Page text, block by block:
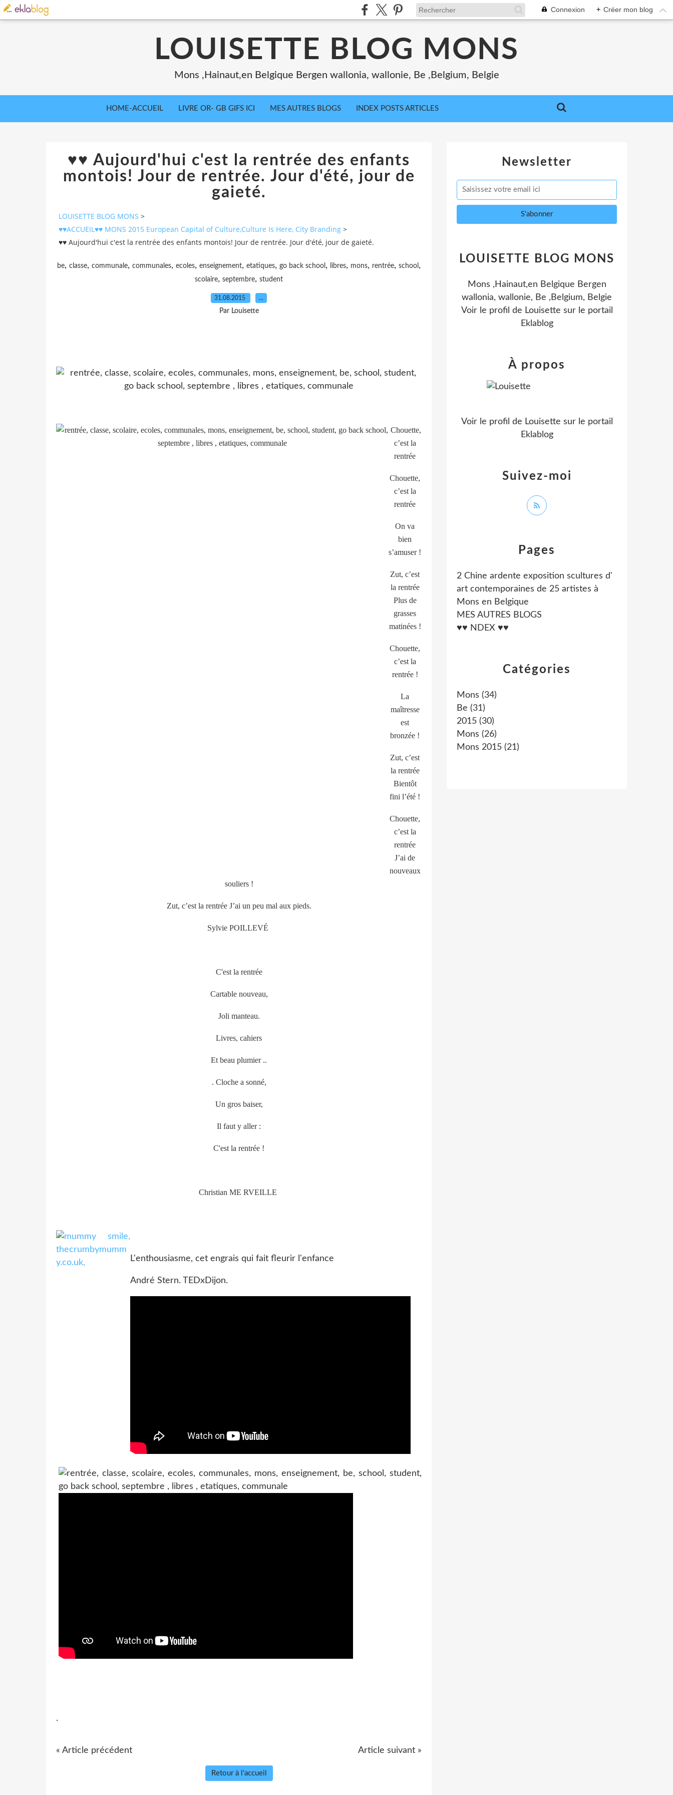
Connexion + Créer mon blog
LOUISETTE BLOG MONS
Mons ,Hainaut,en Belgique Bergen wallonia, wallonie, Be ,Belgium, Belgie
HOME-ACCUEIL LIVRE OR- GB GIFS ICI MES AUTRES BLOGS INDEX POSTS ARTICLES
♥♥ Aujourd'hui c'est la rentrée des enfants
montois! Jour de rentrée. Jour d'été, jour de
gaieté.
LOUISETTE BLOG MONS >
♥♥ACCUEIL♥♥ MONS 2015 European Capital of Culture,Culture Is Here, City Branding >
♥♥ Aujourd'hui c'est la rentrée des enfants montois! Jour de rentrée. Jour d'été, jour de gaieté.
be, classe, communale, communales, ecoles, enseignement, etatiques, go back school , libres, mons, rentrée, school ,
scolaire, septembre, student
31.08.2015 …
Par Louisette
Chouette,
c’est la
rentrée
Chouette,
c’est la
rentrée
On va
bien
s’amuser !
Zut, c’est
la rentrée
Plus de
grasses
matinées !
Chouette,
c’est la
rentrée !
La
maîtresse
est
bronzée !
Zut, c’est
la rentrée
Bientôt
fini l’été !
Chouette,
c’est la
rentrée
J’ai de
nouveaux
souliers !
Zut, c’est la rentrée J’ai un peu mal aux pieds.
Sylvie POILLEVÉ
C'est la rentrée
Cartable nouveau,
Joli manteau.
Livres, cahiers
Et beau plumier ..
. Cloche a sonné,
Un gros baiser,
Il faut y aller :
C'est la rentrée !
Christian ME RVEILLE
L'enthousiasme, cet engrais qui fait fleurir l'enfance
André Stern. TEDxDijon.
.
« Article précédent Article suivant »
Retour à l'accueil
Newsletter
Catégories
Mons (34)
Be (31)
2015 (30)
Mons (26)
Mons 2015 (21)
Pages
2 Chine ardente exposition scultures d'
art contemporaines de 25 artistes à
Mons en Belgique
MES AUTRES BLOGS
♥♥ NDEX ♥♥
LOUISETTE BLOG MONS
Mons ,Hainaut,en Belgique Bergen
wallonia, wallonie, Be ,Belgium, Belgie
Voir le profil de Louisette sur le portail
Eklablog
Suivez-moi
À propos
Voir le profil de Louisette sur le portail
Eklablog